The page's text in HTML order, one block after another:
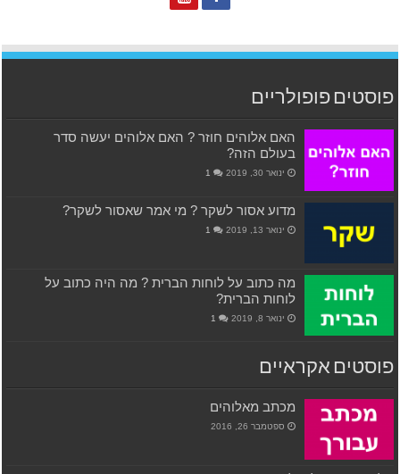
פוסטים פופולריים
האם אלוהים חוזר ? האם אלוהים יעשה סדר
בעולם הזה?
ינואר 30, 2019 1
מדוע אסור לשקר ? מי אמר שאסור לשקר?
ינואר 13, 2019 1
מה כתוב על לוחות הברית ? מה היה כתוב על
לוחות הברית?
ינואר 8, 2019 1
פוסטים אקראיים
מכתב מאלוהים
ספטמבר 26, 2016